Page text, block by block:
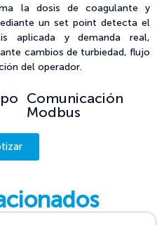
la dosis de coagulante y
un set point detecta el
aplicada y demanda real,
cambios de turbiedad, flujo
del operador.
Comunicación
Modbus